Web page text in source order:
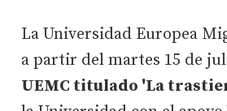
La Universidad Europea
a partir del martes 15 de
UEMC titulado 'La